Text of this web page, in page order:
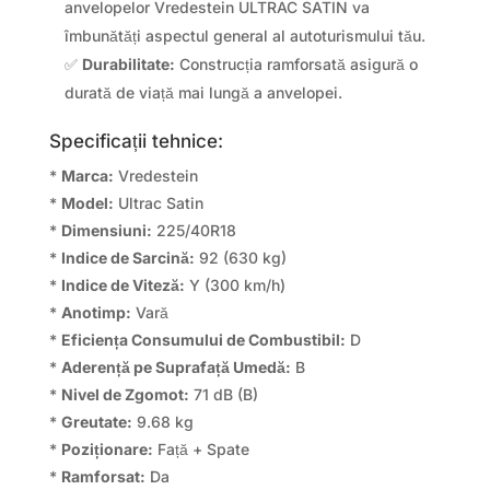
anvelopelor Vredestein ULTRAC SATIN va
îmbunătăți aspectul general al autoturismului tău.
✅ Durabilitate: Construcția ramforsată asigură o
durată de viață mai lungă a anvelopei.
Specificații tehnice:
* Marca: Vredestein
* Model: Ultrac Satin
* Dimensiuni: 225/40R18
* Indice de Sarcină: 92 (630 kg)
* Indice de Viteză: Y (300 km/h)
* Anotimp: Vară
* Eficiența Consumului de Combustibil: D
* Aderență pe Suprafață Umedă: B
* Nivel de Zgomot: 71 dB (B)
* Greutate: 9.68 kg
* Poziționare: Față + Spate
* Ramforsat: Da